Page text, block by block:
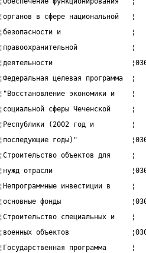
¦органов в сфере
¦безопасности и
¦правоохранительной
¦деятельности
¦Федеральная целевая
¦"Восстановление
¦социальной сферы
¦Республики (2002 год и
¦последующие годы)"
¦Строительство объектов
¦нужд отрасли
¦Непрограммные инвестиции
¦основные фонды
¦Строительство
¦военных объектов
¦Государственная